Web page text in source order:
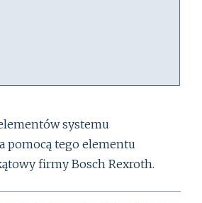
systemu
pomocą tego elementu
firmy Bosch Rexroth.